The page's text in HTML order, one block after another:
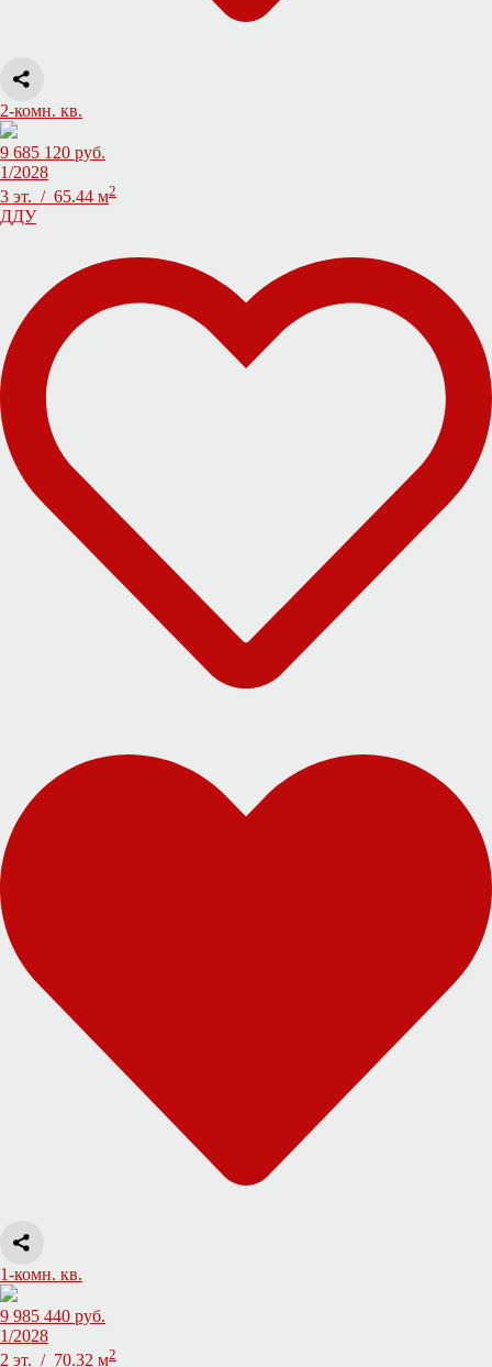
2-комн. кв.
9 685 120 руб.
1/2028
3 эт. / 65.44 м2
ДДУ
1-комн. кв.
9 985 440 руб.
1/2028
2 эт. / 70.32 м2